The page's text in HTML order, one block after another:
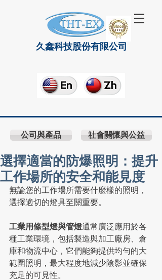
久鑫科技股份有限公司
公司與產品 社會關懷與公益
選擇適當的防爆照明：提升
工作場所的安全和能見度
無論您的工作場所需要什麼樣的照明，
選擇適切的燈具至關重要。
工業用條型燈與管燈通常廣泛應用於各
種工業環境，包括製造與加工廠房、倉
庫和物流中心，它們能夠提供均勻的大
範圍照明，最大程度地減少陰影並確保
充足的可見性。